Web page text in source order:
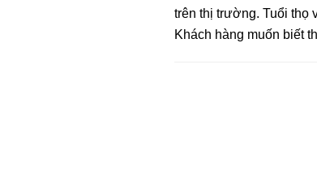
trên thị trường. Tuổi thọ
Khách hàng muốn biết